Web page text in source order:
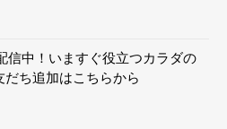
信中！いますぐ役立つカラダの
だち追加はこちらから